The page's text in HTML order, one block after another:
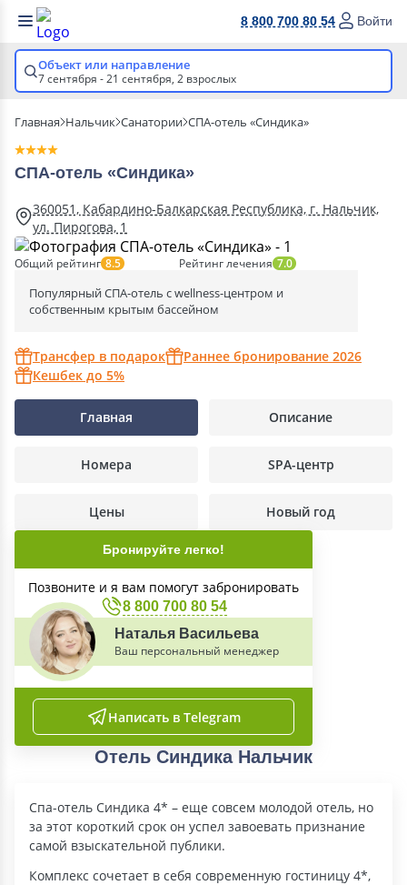
8 800 700 80 54 Войти
Объект или направление
7 сентября - 21 сентября, 2 взрослых
Главная Нальчик Санатории СПА-отель «Синдика»
СПА-отель «Синдика»
360051, Кабардино-Балкарская Республика, г. Нальчик,
ул. Пирогова, 1
Рейтинг лечения 7.0
Общий рейтинг 8.5
Популярный СПА-отель с wellness-центром и
собственным крытым бассейном
Трансфер в подарок
Раннее бронирование 2026
Кешбек до 5%
Главная Описание
Номера SPA-центр
Цены Новый год
Бронируйте легко!
Позвоните и я вам помогут забронировать
8 800 700 80 54
Наталья Васильева
Ваш персональный менеджер
Написать в Telegram
Отель Синдика Нальчик
Спа-отель Синдика 4* – еще совсем молодой отель, но
за этот короткий срок он успел завоевать признание
самой взыскательной публики.
Комплекс сочетает в себя современную гостиницу 4*,